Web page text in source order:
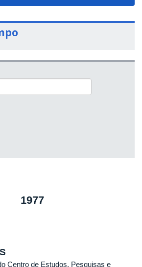
1977
Centro de Estudos, Pesquisas e